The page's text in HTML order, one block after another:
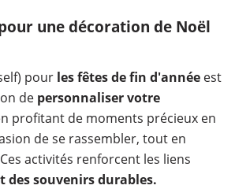
une décoration de Noël
pour les fêtes de fin d'année est
de personnaliser votre
profitant de moments précieux en
de se rassembler, tout en
activités renforcent les liens
des souvenirs durables.